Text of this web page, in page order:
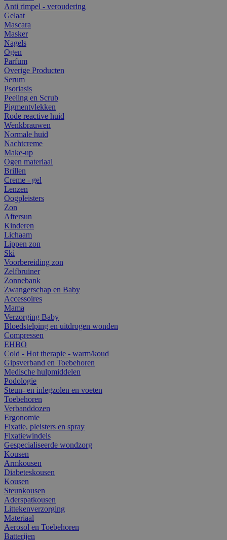
Anti rimpel - veroudering
Gelaat
Mascara
Masker
Nagels
Ogen
Parfum
Overige Producten
Serum
Psoriasis
Peeling en Scrub
Pigmentvlekken
Rode reactive huid
Wenkbrauwen
Normale huid
Nachtcreme
Make-up
Ogen materiaal
Brillen
Creme - gel
Lenzen
Oogpleisters
Zon
Aftersun
Kinderen
Lichaam
Lippen zon
Ski
Voorbereiding zon
Zelfbruiner
Zonnebank
Zwangerschap en Baby
Accessoires
Mama
Verzorging Baby
Bloedstelping en uitdrogen wonden
Compressen
EHBO
Cold - Hot therapie - warm/koud
Gipsverband en Toebehoren
Medische hulpmiddelen
Podologie
Steun- en inlegzolen en voeten
Toebehoren
Verbanddozen
Ergonomie
Fixatie, pleisters en spray
Fixatiewindels
Gespecialiseerde wondzorg
Kousen
Armkousen
Diabeteskousen
Kousen
Steunkousen
Aderspatkousen
Littekenverzorging
Materiaal
Aerosol en Toebehoren
Batterijen